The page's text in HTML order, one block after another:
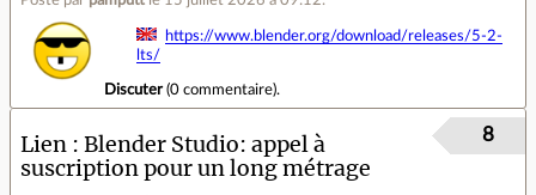
https://www.blender.org/download/releases/5-2-
lts/
Discuter(0 commentaire).
Lien
Blender Studio: appel à
suscription pour un long métrage
8